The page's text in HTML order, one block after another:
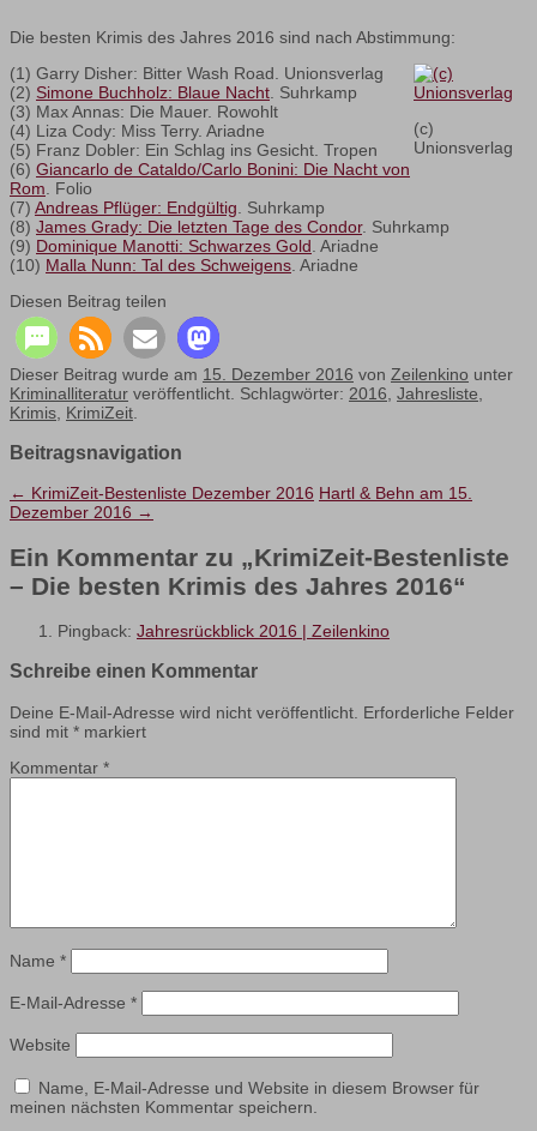
Die besten Krimis des Jahres 2016 sind nach Abstimmung:
(c)
Unionsverlag
(1) Garry Disher: Bitter Wash Road. Unionsverlag
(2) Simone Buchholz: Blaue Nacht . Suhrkamp
(3) Max Annas: Die Mauer. Rowohlt
(4) Liza Cody: Miss Terry. Ariadne
(5) Franz Dobler: Ein Schlag ins Gesicht. Tropen
(6) Giancarlo de Cataldo/Carlo Bonini: Die Nacht von
Rom . Folio
(7) Andreas Pflüger: Endgültig . Suhrkamp
(8) James Grady: Die letzten Tage des Condor. Suhrkamp
(9) Dominique Manotti: Schwarzes Gold . Ariadne
(10) Malla Nunn: Tal des Schweigens . Ariadne
Diesen Beitrag teilen
Dieser Beitrag wurde am 15. Dezember 2016 von Zeilenkino unter
Kriminalliteratur veröffentlicht. Schlagwörter: 2016 Jahresliste
Krimis KrimiZeit
Beitragsnavigation
← KrimiZeit-Bestenliste Dezember 2016 Hartl & Behn am 15.
Dezember 2016 →
Ein Kommentar zu „KrimiZeit-Bestenliste
– Die besten Krimis des Jahres 2016“
Pingback: Jahresrückblick 2016 | Zeilenkino
Schreibe einen Kommentar
Deine E-Mail-Adresse wird nicht veröffentlicht. Erforderliche Felder
sind mit * markiert
Kommentar *
Name *
E-Mail-Adresse *
Website
Name, E-Mail-Adresse und Website in diesem Browser für
meinen nächsten Kommentar speichern.